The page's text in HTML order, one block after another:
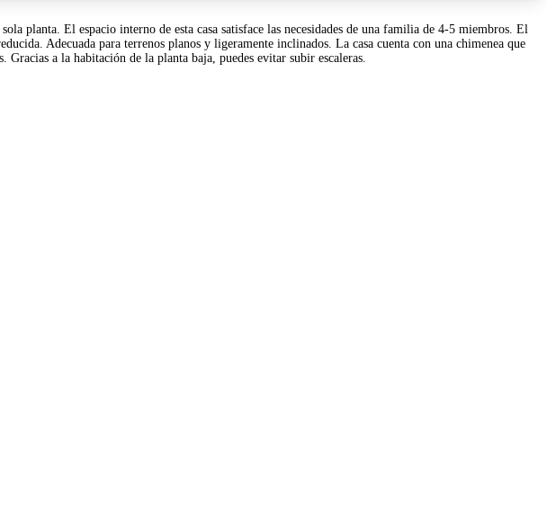
planta. El espacio interno de esta casa satisface las necesidades de una familia de 4-5 miembros. El
Adecuada para terrenos planos y ligeramente inclinados. La casa cuenta con una chimenea que
a la habitación de la planta baja, puedes evitar subir escaleras.